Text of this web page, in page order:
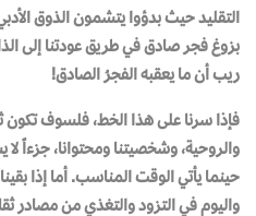
التقليد حيث بدؤوا يتشمون الذوق
بزوغ فجر صادق في طريق عودتنا إلى
ريب أن ما يعقبه الفجرُ الصادق!
فإذا سرنا على هذا الخط، فلسوف تكون
والروحية، وشخصيتنا ومحتوانا، جزءاً لا
حينما يأتي الوقت المناسب. أما إذا
واليوم في التزود والتغذي من مصادر